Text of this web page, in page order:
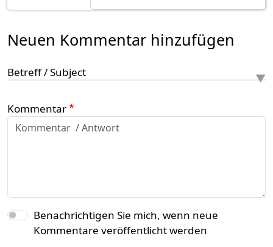
Neuen Kommentar hinzufügen
Betreff / Subject
Kommentar
Benachrichtigen Sie mich, wenn neue
Kommentare veröffentlicht werden